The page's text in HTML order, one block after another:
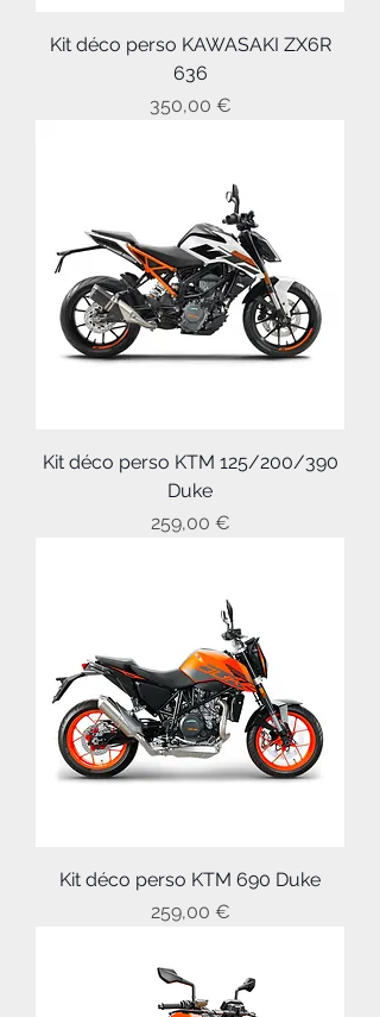
Kit déco perso KAWASAKI ZX6R
636
Prix
350,00 €
Kit déco perso KTM 125/200/390
Duke
Prix
259,00 €
Kit déco perso KTM 690 Duke
Prix
259,00 €